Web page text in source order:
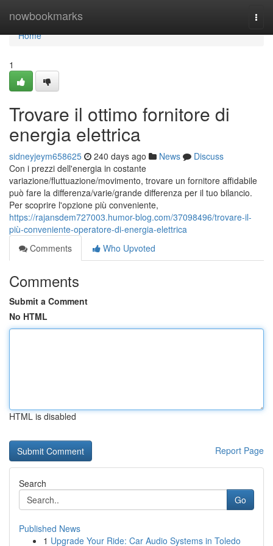
nowbookmarks
Home
Home
1
Trovare il ottimo fornitore di
energia elettrica
sidneyjeym658625 240 days ago News
Discuss
Con i prezzi dell'energia in costante
variazione/fluttuazione/movimento, trovare un fornitore affidabile
può fare la differenza/varie/grande differenza per il tuo bilancio.
Per scoprire l'opzione più conveniente,
https://rajansdem727003.humor-blog.com/37098496/trovare-il-
più-conveniente-operatore-di-energia-elettrica
Comments
Who Upvoted
Comments
Submit a Comment
No HTML
HTML is disabled
Report Page
Search
Go
Published News
1 Upgrade Your Ride: Car Audio Systems in Toledo